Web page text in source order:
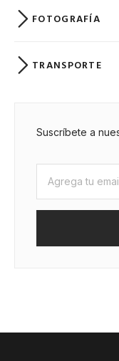
FOTOGRAFÍA
TRANSPORTE
Suscríbete a